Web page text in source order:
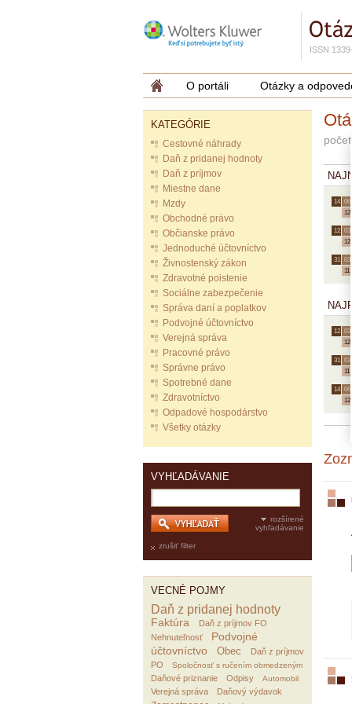
ISSN
O portáli Otázky a
KATEGÓRIE
Cestovné náhrady
Daň z pridanej hodnoty
Daň z príjmov
Miestne dane
Mzdy
Obchodné právo
Občianske právo
Jednoduché účtovníctvo
Živnostenský zákon
Zdravotné poistenie
Sociálne zabezpečenie
Správa daní a poplatkov
Podvojné účtovníctvo
Verejná správa
Pracovné právo
Správne právo
Spotrebné dane
Zdravotníctvo
Odpadové hospodárstvo
Všetky otázky
VYHĽADÁVANIE
rozšírené
vyhľadávanie
zrušiť filter
VECNÉ POJMY
Daň z pridanej hodnoty
Faktúra
Daň z príjmov FO
Nehnuteľnosť
Podvojné
účtovníctvo
Obec
Daň z príjmov
PO
Spoločnosť s ručením obmedzeným
Daňové priznanie Odpisy Automobil
Verejná správa Daňový výdavok
14. 06.
12
12. 03.
12
31. 03.
11
12. 03.
12
31. 03.
11
14. 06.
12